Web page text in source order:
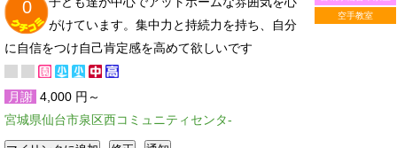
空手教室
0
がけています。集中力と持続力を持ち、自分
に自信をつけ自己肯定感を高めて欲しいです
月謝 4,000 円～
宮城県仙台市泉区西コミュニティセンタ-